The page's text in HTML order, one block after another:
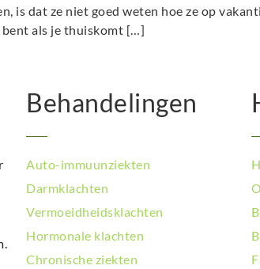
is dat ze niet goed weten hoe ze op
als je thuiskomt […]
Behandelingen
Auto-immuunziekten
Darmklachten
Vermoeidheidsklachten
Hormonale klachten
Chronische ziekten